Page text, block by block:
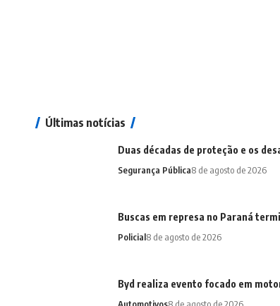
Últimas notícias
Duas décadas de proteção e os
Segurança Pública8 de agosto de 2026
Buscas em represa no Paraná
Policial8 de agosto de 2026
Byd realiza evento focado em
Automotivos8 de agosto de 2026